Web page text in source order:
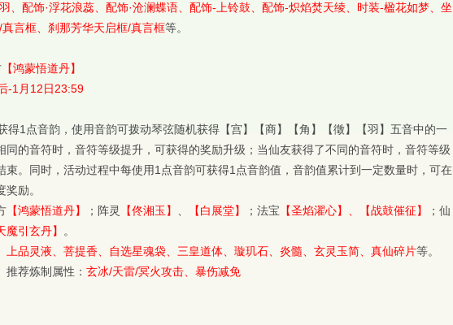
、配饰·浮花浪蕊、配饰·沧澜蝶语、配饰-上铃鼓、配饰-炽焰焚天绫、时装-楹花如梦、坐
言框、刹那芳华天启框/真言框等。
【鸿蒙悟道丹】
-1月12日23:59
得1点音韵，使用音韵可拨动琴弦随机获得【宫】【商】【角】【徵】【羽】五音中的一
同的音符时，音符等级提升，可获得的奖励升级；当仙友获得了不同的音符时，音符等级
束。同时，活动过程中每使用1点音韵可获得1点音韵值，音韵值累计到一定数量时，可在
励。
【鸿蒙悟道丹】 ；阵灵 【佟湘玉】 【白展堂】 ；法宝 【圣焰濯心】、【战鼓催征】
；仙
魔引玄丹】
。
上品灵液、菩提香、自选星魂袋、三皇道体、璇玑石、炎髓、玄灵玉简、真仙碎片等。
推荐炼制属性： 玄冰/天雷/冥火攻击、暴伤减免